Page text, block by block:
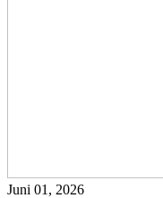
Juni 01, 2026